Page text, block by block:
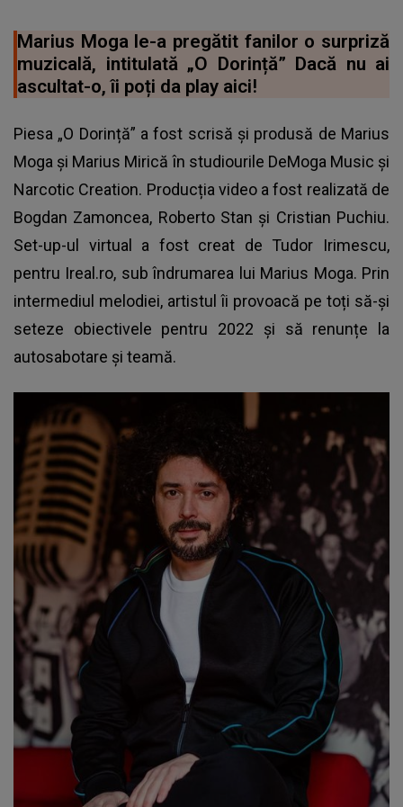
Marius Moga le-a pregătit fanilor o surpriză
muzicală, intitulată „O Dorință” Dacă nu ai
ascultat-o, îi poți da play aici!
Piesa „O Dorință” a fost scrisă și produsă de Marius
Moga și Marius Mirică în studiourile DeMoga Music și
Narcotic Creation. Producția video a fost realizată de
Bogdan Zamoncea, Roberto Stan și Cristian Puchiu.
Set-up-ul virtual a fost creat de Tudor Irimescu,
pentru Ireal.ro, sub îndrumarea lui Marius Moga. Prin
intermediul melodiei, artistul îi provoacă pe toți să-și
seteze obiectivele pentru 2022 și să renunțe la
autosabotare și teamă.